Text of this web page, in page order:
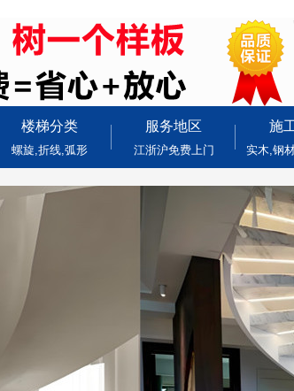
楼梯分类
螺旋,折线,弧形
服务地区
江浙沪免费上门
施
实木,钢